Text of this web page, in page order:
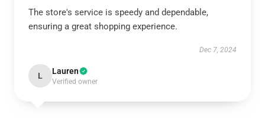
The store's service is speedy and dependable,
ensuring a great shopping experience.
Dec 7, 2024
L Lauren
Verified owner